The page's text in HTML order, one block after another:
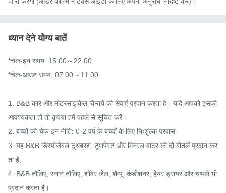
ध्यान देने योग्य बातें
*चेक-इन समय: 15:00～22:00
*चेक-आउट समय: 07:00～11:00
1. B&B कार और मोटरसाइकिल किराये की सेवाएं प्रदान करता है। यदि आपको इसकी
आवश्यकता हो तो कृपया हमें पहले से सूचित करें।
2. बच्चों की चेक-इन नीति: 0-2 वर्ष के बच्चों के लिए निःशुल्क प्रवास
3. यह B&B डिस्पोजेबल टूथब्रश, टूथपेस्ट और मिनरल वाटर की दो बोतलें प्रदान कर
ता है;
4. B&B तौलिए, स्नान तौलिए, शॉवर जेल, शैम्पू, कंडीशनर, हेयर ड्रायर और चप्पलें भी
प्रदान करता है।